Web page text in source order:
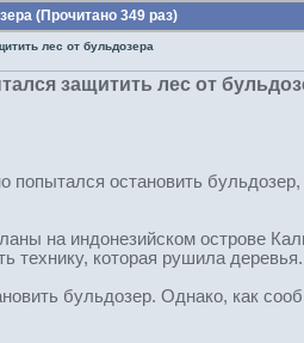
(Прочитано 349 раз)
лес от бульдозера
защитить лес от
попытался остановить
на индонезийском острове
технику, которая рушила деревья.
бульдозер. Однако, как